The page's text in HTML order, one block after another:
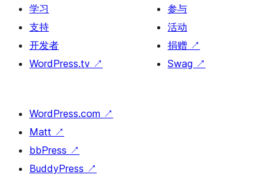
学习
支持
开发者
WordPress.tv ↗
参与
活动
捐赠 ↗
Swag ↗
WordPress.com ↗
Matt ↗
bbPress ↗
BuddyPress ↗